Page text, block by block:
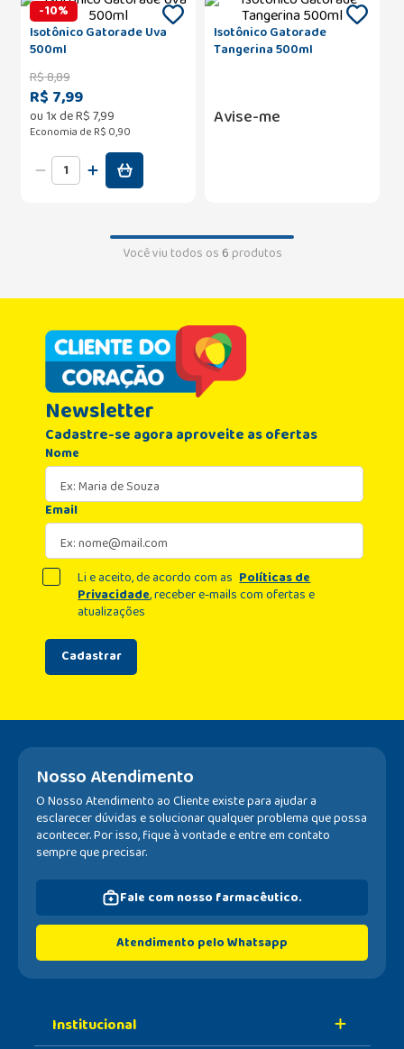
-10%
Isotônico Gatorade Uva
500ml
R$8,89
R$ 7,99
ou1x deR$7,99
Economia de R$ 0,90
Isotônico Gatorade
Tangerina 500ml
Avise-me
Você viu todos os 6produtos
Newsletter
Cadastre-se agora aproveite as ofertas
Nome
Email
Cadastrar
Li e aceito, de acordo com as Políticas de
Privacidade, receber e-mails com ofertas e
atualizações
Nosso Atendimento
O Nosso Atendimento ao Cliente existe para ajudar a
esclarecer dúvidas e solucionar qualquer problema que possa
acontecer. Por isso, fique à vontade e entre em contato
sempre que precisar.
Fale com nosso farmacêutico.
Atendimento pelo Whatsapp
Institucional